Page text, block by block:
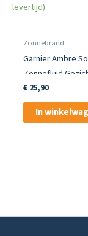
levertijd)
Zonnebrand
Garnier Ambre
Zonnefluid
40 ml
€25,90
In